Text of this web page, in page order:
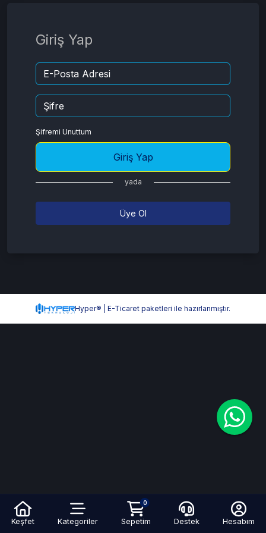
Giriş Yap
Şifremi Unuttum
Giriş Yap
yada
Üye Ol
Keşfet Kategoriler
0
Sepetim Destek Hesabım
Hyper® | E-Ticaret paketleri ile hazırlanmıştır.